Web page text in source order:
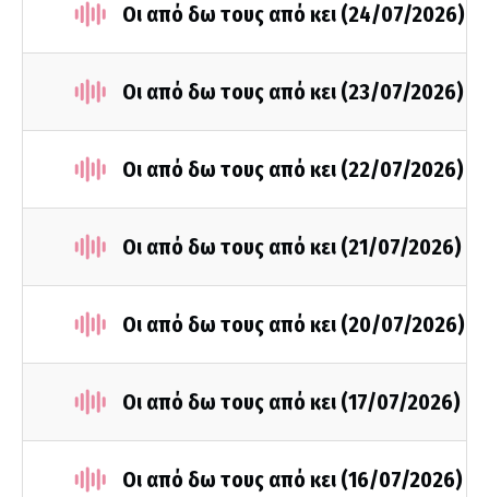
Οι από δω τους από κει (24/07/2026)
Οι από δω τους από κει (23/07/2026)
Οι από δω τους από κει (22/07/2026)
Οι από δω τους από κει (21/07/2026)
Οι από δω τους από κει (20/07/2026)
Οι από δω τους από κει (17/07/2026)
Οι από δω τους από κει (16/07/2026)